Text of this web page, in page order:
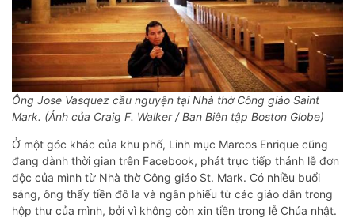
Ông Jose Vasquez cầu nguyện tại Nhà thờ Công giáo Saint
Mark. (Ảnh của Craig F. Walker / Ban Biên tập Boston Globe)
Ở một góc khác của khu phố, Linh mục Marcos Enrique cũng
đang dành thời gian trên Facebook, phát trực tiếp thánh lễ đơn
độc của mình từ Nhà thờ Công giáo St. Mark. Có nhiều buổi
sáng, ông thấy tiền đô la và ngân phiếu từ các giáo dân trong
hộp thư của mình, bởi vì không còn xin tiền trong lễ Chúa nhật.